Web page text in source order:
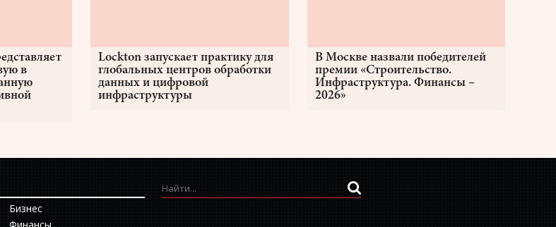
в
Lockton запускает практику для
глобальных центров обработки
данных и цифровой
инфраструктуры
В Москве назвали победителей
премии «Строительство.
Инфраструктура. Финансы –
2026»
Бизнес